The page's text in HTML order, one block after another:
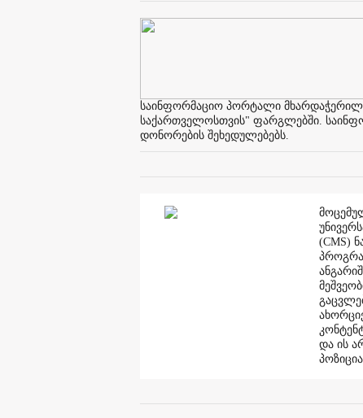
საინფორმაციო პორტალი
საქართველოსთვის" ფარგლებში.
დონორების შეხედულებებს.
(CMS)
და ის